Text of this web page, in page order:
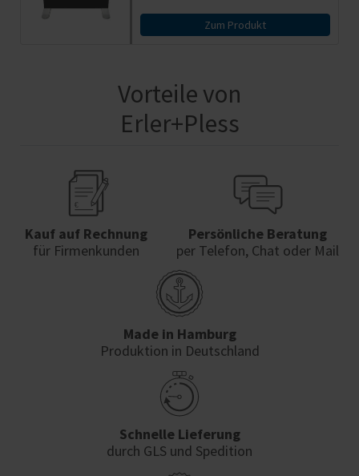
Zum Produkt
Vorteile von
Erler+Pless
Kauf auf Rechnung
für Firmenkunden
Persönliche Beratung
per Telefon, Chat oder Mail
Made in Hamburg
Produktion in Deutschland
Schnelle Lieferung
durch GLS und Spedition